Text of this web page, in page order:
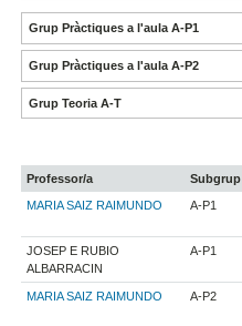
Grup Pràctiques a l'aula A-P1
Grup Pràctiques a l'aula A-P2
Grup Teoria A-T
Professor/a Subgrup
MARIA SAIZ RAIMUNDO
A-P1
JOSEP E RUBIO
ALBARRACIN
A-P1
MARIA SAIZ RAIMUNDO A-P2